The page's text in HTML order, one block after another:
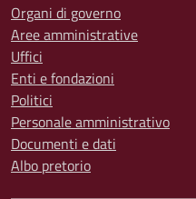
Organi di governo
Aree amministrative
Uffici
Enti e fondazioni
Politici
Personale amministrativo
Documenti e dati
Albo pretorio